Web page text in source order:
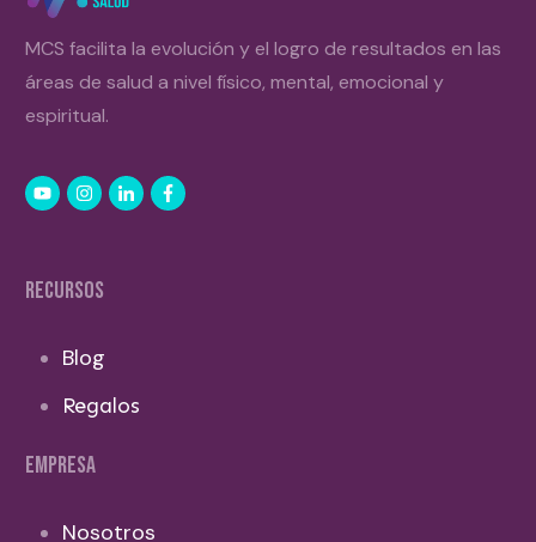
MCS facilita la evolución y el logro de resultados en las
áreas de salud a nivel físico, mental, emocional y
espiritual.
RECURSOS
Blog
Regalos
EMPRESA
Nosotros